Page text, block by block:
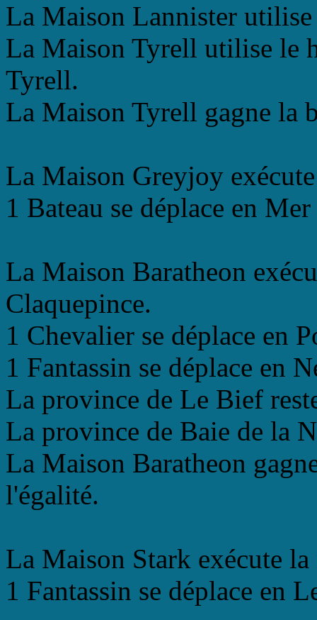
La Maison Lannister
La Maison Tyrell utilise le
Tyrell.
La Maison Tyrell gagne la
La Maison Greyjoy
1 Bateau se déplace en
La Maison Baratheon
Claquepince.
1 Chevalier se déplace en
1 Fantassin se déplace en
La province de Le Bief
La province de Baie de la
La Maison Baratheon
l'égalité.
La Maison Stark exécute
1 Fantassin se déplace en